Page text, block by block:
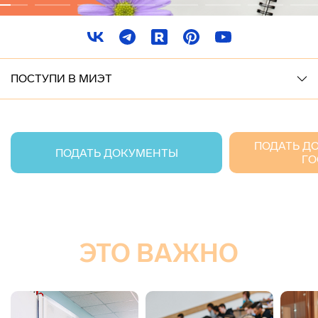
ПОСТУПИ В МИЭТ
ПОДАТЬ ДОКУМЕНТЫ
ПОДАТЬ
ЭТО ВАЖНО